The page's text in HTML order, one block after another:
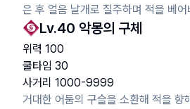
은 후 얼음 날개로 질주하며 적을 베어
Lv.40 악몽의 구체
위력 100
쿨타임 30
사거리 1000-9999
거대한 어둠의 구슬을 소환해 적을 향